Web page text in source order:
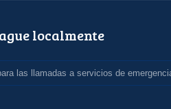
localmente
las llamadas a servicios de